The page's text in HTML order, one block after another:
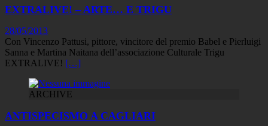
EXTRALIVE! – ARTE… E TRIGU
28/05/2013
Con Vincenzo Pattusi, pittore, vincitore del premio Babel e Pierluigi
Sanna e Martina Naitana dell’associazione Culturale Trigu
EXTRALIVE! […]
ARCHIVE
ANTISPECISMO A CAGLIARI